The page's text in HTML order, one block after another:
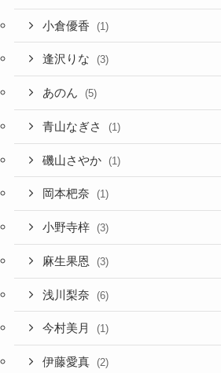
小倉優香 (1)
逢沢りな (3)
あのん (5)
青山なぎさ (1)
磯山さやか (1)
岡本杷奈 (1)
小野寺梓 (3)
麻生果恩 (3)
浅川梨奈 (6)
今村美月 (1)
伊藤愛真 (2)